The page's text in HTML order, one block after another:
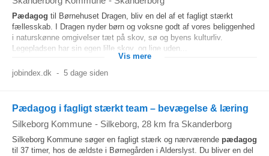
Pædagog til Børnehuset Dragen, bliv en del af et fagligt stærkt
fællesskab. I Dragen nyder børn og voksne godt af vores beliggenhed
i naturskønne omgivelser tæt på skov, sø og byens kulturliv.
Legepladsen har sin egen lille skov, og lige uden...
Vis mere
jobindex.dk - 5 dage siden
Pædagog i fagligt stærkt team – bevægelse & læring
Silkeborg Kommune - Silkeborg, 28 km fra Skanderborg
Silkeborg Kommune søger en fagligt stærk og nærværende pædagog
til 37 timer, hos de ældste i Børnegården i Alderslyst. Du bliver en del